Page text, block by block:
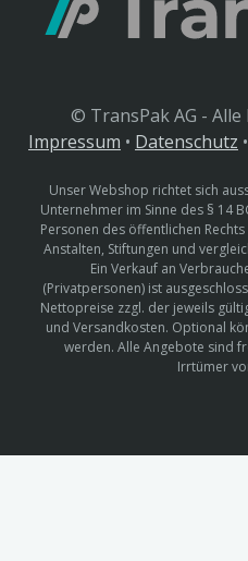
© TransPak AG -
Impressum • Datenschutz •
Unser Webshop richtet sich
Unternehmer im Sinne des § 14
Personen des öffentlichen
Anstalten, Stiftungen und
Ein Verkauf an
(Privatpersonen) ist
Nettopreise zzgl. der jeweils
und Versandkosten. Optional
werden. Alle Angebote sind
Irrtümer